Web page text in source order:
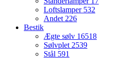
Loftslamper 532
Andet 226
Bestik
Ægte sølv 16518
Sølvplet 2539
Stål 591